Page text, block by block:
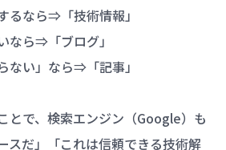
るなら⇒「技術情報」
なら⇒「ブログ」
ない」なら⇒「記事」
とで、検索エンジン（Google）も
スだ」「これは信頼できる技術解